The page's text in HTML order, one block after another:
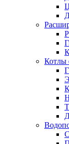
Котлы